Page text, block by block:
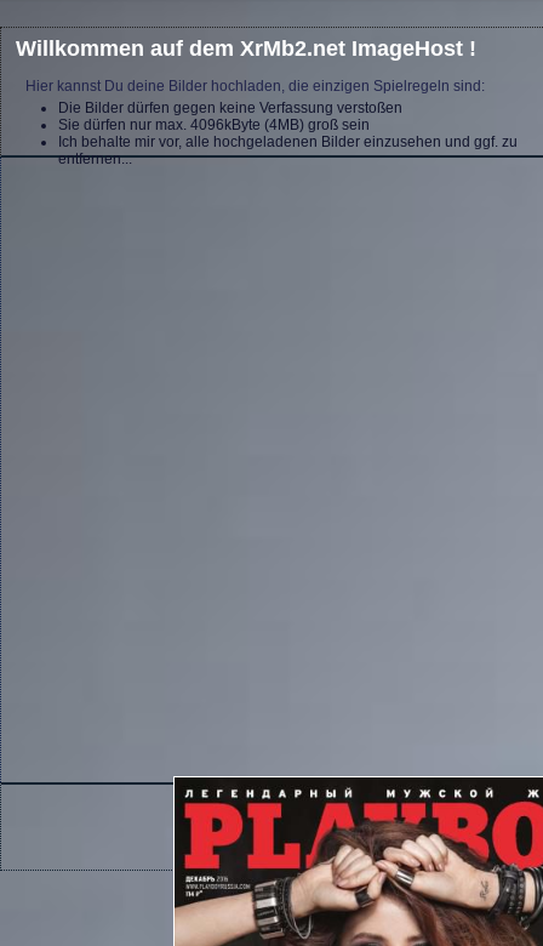
Willkommen auf dem XrMb2.net ImageHost !
Hier kannst Du deine Bilder hochladen, die einzigen Spielregeln sind:
Die Bilder dürfen gegen keine Verfassung verstoßen
Sie dürfen nur max. 4096kByte (4MB) groß sein
Ich behalte mir vor, alle hochgeladenen Bilder einzusehen und ggf. zu
entfernen...